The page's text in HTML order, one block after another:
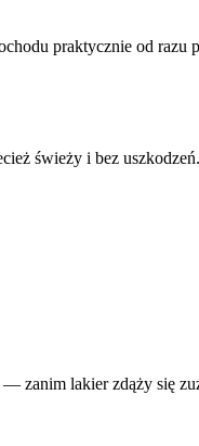
praktycznie od
świeży i bez
— zanim lakier zdąży się